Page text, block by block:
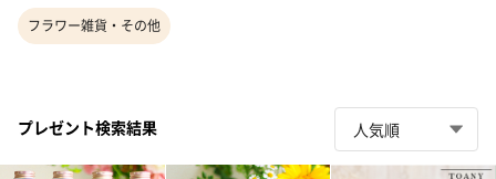
フラワー雑貨・その他
プレゼント検索結果